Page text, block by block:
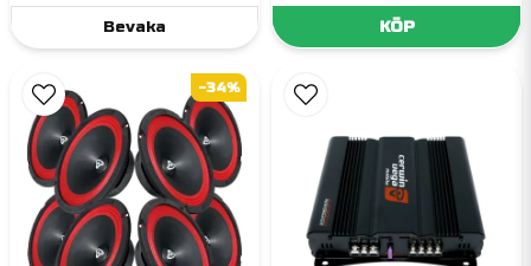
Bevaka KÖP
-34%